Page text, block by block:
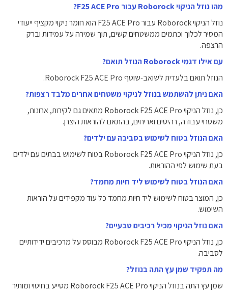
מהו נוזל הניקוי Roborock עבור F25 ACE Pro?
נוזל הניקוי Roborock עבור F25 ACE Pro הוא חומר ניקוי מקציף ייעודי
המסיר לכלוך וכתמים ממשטחים קשים, תוך שמירה על עמידות וברק
הרצפה.
עם אילו דגמי Roborock הנוזל תואם?
הנוזל תואם בלעדית לשואב-שוטף Roborock F25 ACE Pro.
האם ניתן להשתמש בנוזל לניקוי משטחים אחרים מלבד רצפות?
כן, נוזל הניקוי Roborock F25 ACE Pro מתאים גם לקירות, ארונות,
משטחי עבודה, רהיטים ואריחים, בהתאם להוראות היצרן.
האם הנוזל בטוח לשימוש בסביבה עם ילדים?
כן, נוזל הניקוי Roborock F25 ACE Pro בטוח לשימוש בבתים עם ילדים
בעת שימוש לפי ההוראות.
האם הנוזל בטוח לשימוש ליד חיות מחמד?
כן, המוצר בטוח לשימוש ליד חיות מחמד כל עוד מקפידים על הוראות
השימוש.
האם נוזל הניקוי מכיל רכיבים טבעיים?
כן, נוזל הניקוי Roborock F25 ACE Pro מבוסס על מרכיבים ידידותיים
לסביבה.
מה תפקיד שמן עץ התה בנוזל?
שמן עץ התה בנוזל הניקוי Roborock F25 ACE Pro מסייע בחיטוי ומותיר